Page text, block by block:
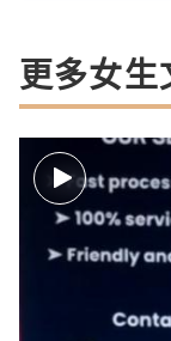
更多女生